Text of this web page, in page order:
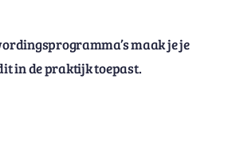
maak je je
in de praktijk toepast.